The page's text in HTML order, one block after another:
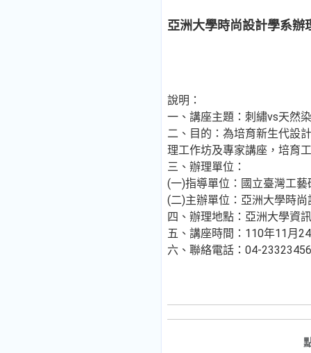
亞洲大學時尚設計學系辦
說明：
一、講座主題：刺繡vs天然
二、目的：為培育新生代設
理工作坊及專家講座，培育
三、辦理單位：
(一)指導單位：國立臺灣工藝
(二)主辦單位：亞洲大學時尚
四、辦理地點：亞洲大學資
五、講座時間：110年11月
六、聯絡電話：04-